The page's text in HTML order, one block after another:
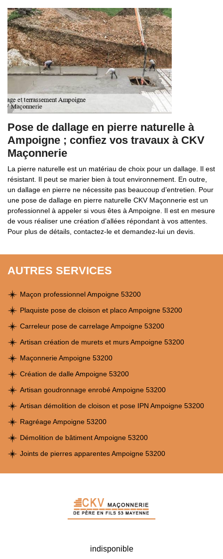
Pose de dallage en pierre naturelle à
Ampoigne ; confiez vos travaux à CKV
Maçonnerie
La pierre naturelle est un matériau de choix pour un dallage. Il est
résistant. Il peut se marier bien à tout environnement. En outre,
un dallage en pierre ne nécessite pas beaucoup d’entretien. Pour
une pose de dallage en pierre naturelle CKV Maçonnerie est un
professionnel à appeler si vous êtes à Ampoigne. Il est en mesure
de vous réaliser une création d’allées répondant à vos attentes.
Pour plus de détails, contactez-le et demandez-lui un devis.
AUTRES SERVICES
Maçon professionnel Ampoigne 53200
Plaquiste pose de cloison et placo Ampoigne 53200
Carreleur pose de carrelage Ampoigne 53200
Artisan création de murets et murs Ampoigne 53200
Maçonnerie Ampoigne 53200
Création de dalle Ampoigne 53200
Artisan goudronnage enrobé Ampoigne 53200
Artisan démolition de cloison et pose IPN Ampoigne 53200
Ragréage Ampoigne 53200
Démolition de bâtiment Ampoigne 53200
Joints de pierres apparentes Ampoigne 53200
indisponible